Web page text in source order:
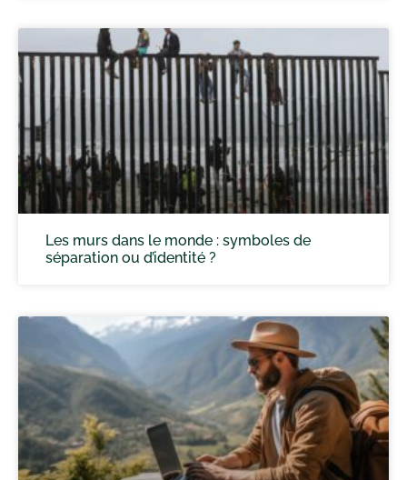
Les murs dans le monde : symboles de
séparation ou d’identité ?